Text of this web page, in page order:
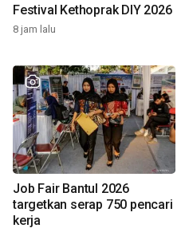
Festival Kethoprak DIY 2026
8 jam lalu
Job Fair Bantul 2026
targetkan serap 750 pencari
kerja